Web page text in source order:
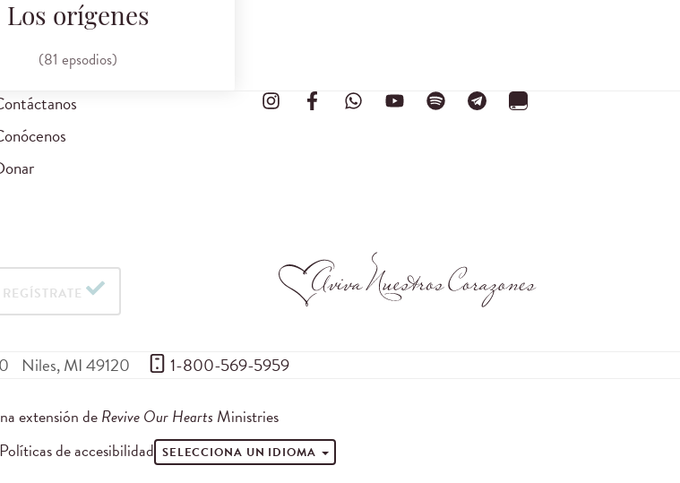
Los orígenes
(81 epsodios)
REGÍSTRATE
Niles,MI49120 1-800-569-5959
extensión deRevive Our Hearts Ministries
Políticas de accesibilidad SELECCIONA UN IDIOMA